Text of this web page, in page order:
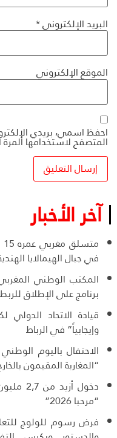
البريد الإلكتروني*
الموقع الإلكتروني
احفظ اسمي، بريدي
المتصفح لاستخدامها
آخر الأخبار
في جبال الهيمالايا الهندية
المكتب الوطني
برنامج على الإطلاق
قيادة الاتحاد الدولي
وإيجابياً” في الرباط
الاحتفال باليوم
“المغاربة المقيمون
دخول
“مرحبا 2026”
فرض رسوم للولوج